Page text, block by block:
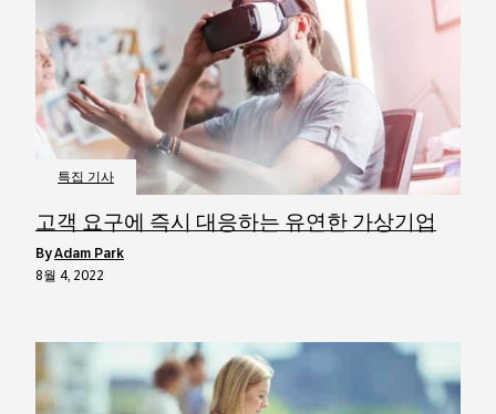
특집 기사
고객 요구에 즉시 대응하는 유연한 가상기업
byAdam Park
8월 4, 2022